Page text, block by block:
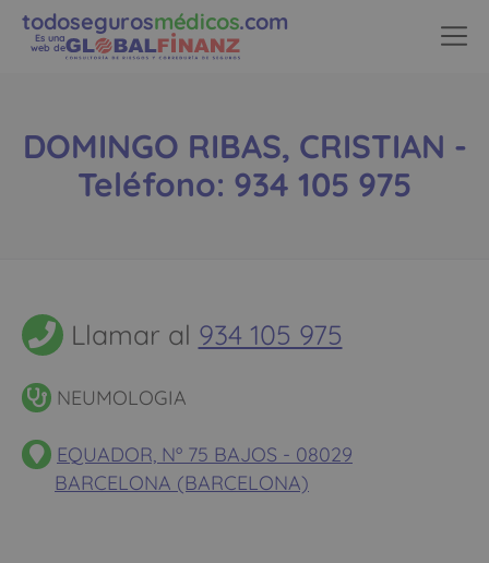
todosegurosmédicos.com
Es una
web de
DOMINGO RIBAS, CRISTIAN -
Teléfono: 934 105 975
Llamar al 934 105 975
NEUMOLOGIA
EQUADOR, Nº 75 BAJOS - 08029
BARCELONA (BARCELONA)